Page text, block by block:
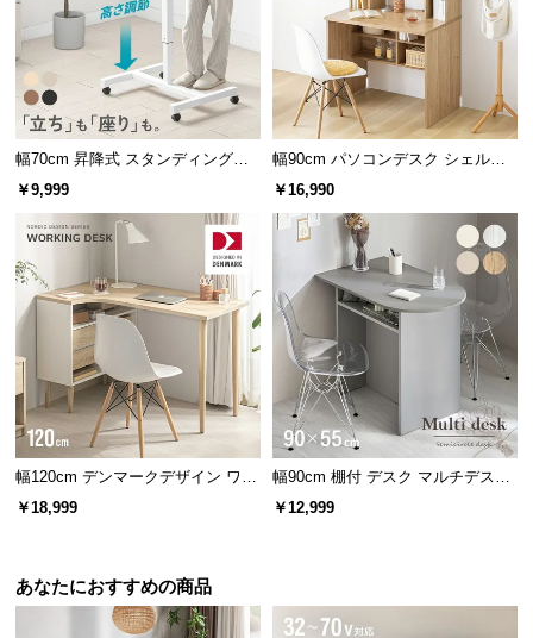
ン
ル
に
つ
い
て
保
に
会
員
規
約
い
取り外し簡単
フレームに引っ掛けるだけの簡単構
造なので、レイアウト変更もらくら
くです。
引出し収納
A4サイズもすっぽり収納可能。手元に置いておきた
い書類や筆記用具などの収納に便利です。
幅70cm 昇降式 スタンディングデ
スク
￥9,999
幅90cm パソコンデスク シェルフ
付き
￥16,990
幅120cm デンマークデザイン ワー
クデスク
￥18,999
幅90cm 棚付 デスク マルチデスク
ドレッサー
￥12,999
あなたにおすすめの商品